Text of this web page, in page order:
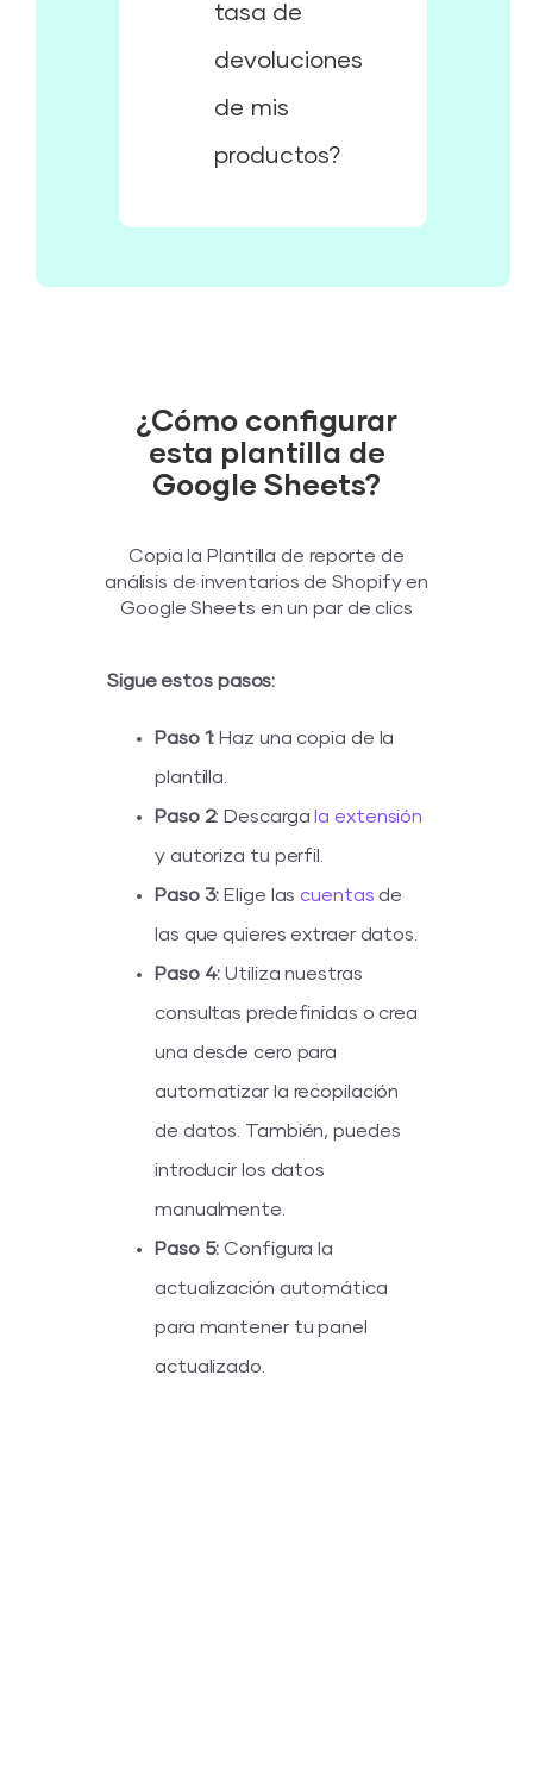
tasa de
devoluciones
de mis
productos?
¿Cómo configurar
esta plantilla de
Google Sheets?
Copia la Plantilla de reporte de
análisis de inventarios de Shopify en
Google Sheets en un par de clics
Sigue estos pasos:
Paso 1: Haz una copia de la
plantilla.
Paso 2: Descarga la extensión
y autoriza tu perfil.
Paso 3: Elige lascuentasde
las que quieres extraer datos.
Paso 4: Utiliza nuestras
consultas predefinidas o crea
una desde cero para
automatizar la recopilación
de datos. También, puedes
introducir los datos
manualmente.
Paso 5: Configura la
actualización automática
para mantener tu panel
actualizado.